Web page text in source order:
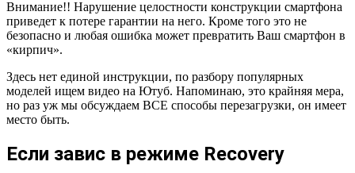
Внимание!! Нарушение целостности конструкции смартфона
приведет к потере гарантии на него. Кроме того это не
безопасно и любая ошибка может превратить Ваш смартфон в
«кирпич».
Здесь нет единой инструкции, по разбору популярных
моделей ищем видео на Ютуб. Напоминаю, это крайняя мера,
но раз уж мы обсуждаем ВСЕ способы перезагрузки, он имеет
место быть.
Если завис в режиме Recovery